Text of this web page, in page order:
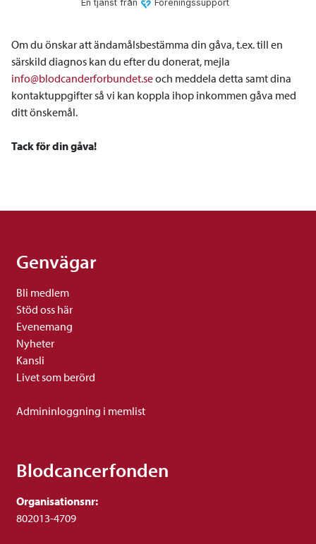
Om du önskar att ändamålsbestämma din gåva, t.ex. till en
särskild diagnos kan du efter du donerat, mejla
info@blodcanderforbundet.seoch meddela detta samt dina
kontaktuppgifter så vi kan koppla ihop inkommen gåva med
ditt önskemål.
Tack för din gåva!
Genvägar
Bli medlem
Stöd oss här
Evenemang
Nyheter
Kansli
Livet som berörd
Admininloggning i memlist
Blodcancerfonden
Organisationsnr:
802013-4709